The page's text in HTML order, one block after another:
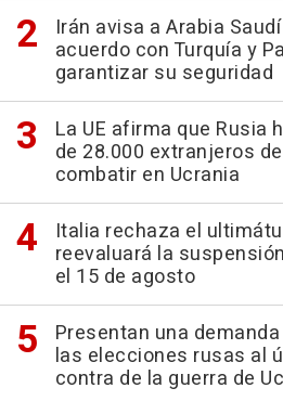
Irán avisa a Arabia
acuerdo con Turquía y
garantizar su seguridad
La UE afirma que Rusia
de 28.000 extranjeros
combatir en Ucrania
Italia rechaza el
reevaluará la
el 15 de agosto
Presentan una
las elecciones rusas al
contra de la guerra de